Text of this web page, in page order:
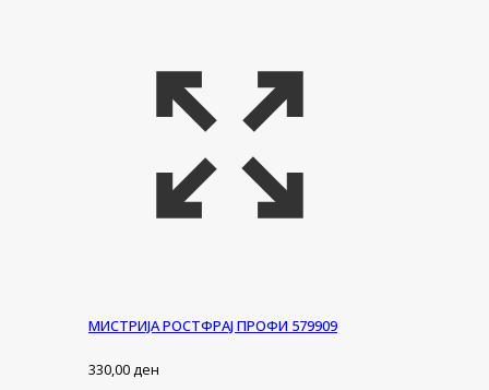
МИСТРИЈА РОСТФРАЈ ПРОФИ 579909
330,00ден